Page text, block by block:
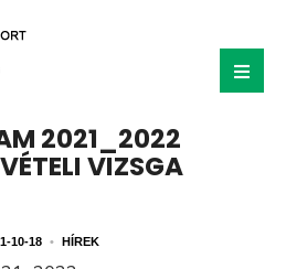
2021_2022
VIZSGA
10-18 • HÍREK